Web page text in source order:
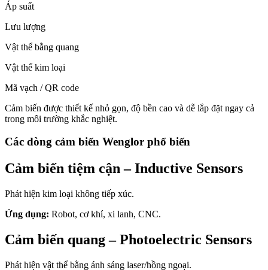
Áp suất
Lưu lượng
Vật thể bằng quang
Vật thể kim loại
Mã vạch / QR code
Cảm biến được thiết kế nhỏ gọn, độ bền cao và dễ lắp đặt ngay cả
trong môi trường khắc nghiệt.
Các dòng cảm biến Wenglor phổ biến
Cảm biến tiệm cận – Inductive Sensors
Phát hiện kim loại không tiếp xúc.
Ứng dụng: Robot, cơ khí, xi lanh, CNC.
Cảm biến quang – Photoelectric Sensors
Phát hiện vật thể bằng ánh sáng laser/hồng ngoại.